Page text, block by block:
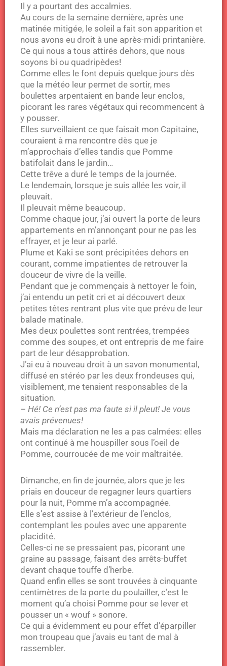
Il y a pourtant des accalmies.
Au cours de la semaine dernière, après une
matinée mitigée, le soleil a fait son apparition et
nous avons eu droit à une après-midi printanière.
Ce qui nous a tous attirés dehors, que nous
soyons bi ou quadripèdes!
Comme elles le font depuis quelque jours dès
que la météo leur permet de sortir, mes
boulettes arpentaient en bande leur enclos,
picorant les rares végétaux qui recommencent à
y pousser.
Elles surveillaient ce que faisait mon Capitaine,
couraient à ma rencontre dès que je
m’approchais d’elles tandis que Pomme
batifolait dans le jardin…
Cette trêve a duré le temps de la journée.
Le lendemain, lorsque je suis allée les voir, il
pleuvait.
Il pleuvait même beaucoup.
Comme chaque jour, j’ai ouvert la porte de leurs
appartements en m’annonçant pour ne pas les
effrayer, et je leur ai parlé.
Plume et Kaki se sont précipitées dehors en
courant, comme impatientes de retrouver la
douceur de vivre de la veille.
Pendant que je commençais à nettoyer le foin,
j’ai entendu un petit cri et ai découvert deux
petites têtes rentrant plus vite que prévu de leur
balade matinale.
Mes deux poulettes sont rentrées, trempées
comme des soupes, et ont entrepris de me faire
part de leur désapprobation.
J’ai eu à nouveau droit à un savon monumental,
diffusé en stéréo par les deux frondeuses qui,
visiblement, me tenaient responsables de la
situation.
– Hé! Ce n’est pas ma faute si il pleut! Je vous
avais prévenues!
Mais ma déclaration ne les a pas calmées: elles
ont continué à me houspiller sous l’oeil de
Pomme, courroucée de me voir maltraitée.
Dimanche, en fin de journée, alors que je les
priais en douceur de regagner leurs quartiers
pour la nuit, Pomme m’a accompagnée.
Elle s’est assise à l’extérieur de l’enclos,
contemplant les poules avec une apparente
placidité.
Celles-ci ne se pressaient pas, picorant une
graine au passage, faisant des arrêts-buffet
devant chaque touffe d’herbe.
Quand enfin elles se sont trouvées à cinquante
centimètres de la porte du poulailler, c’est le
moment qu’a choisi Pomme pour se lever et
pousser un « wouf » sonore.
Ce qui a évidemment eu pour effet d’éparpiller
mon troupeau que j’avais eu tant de mal à
rassembler.